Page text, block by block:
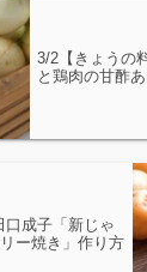
3/2【きょうの
と鶏肉の甘酢
口成子「新じゃ
ー焼き」作り方